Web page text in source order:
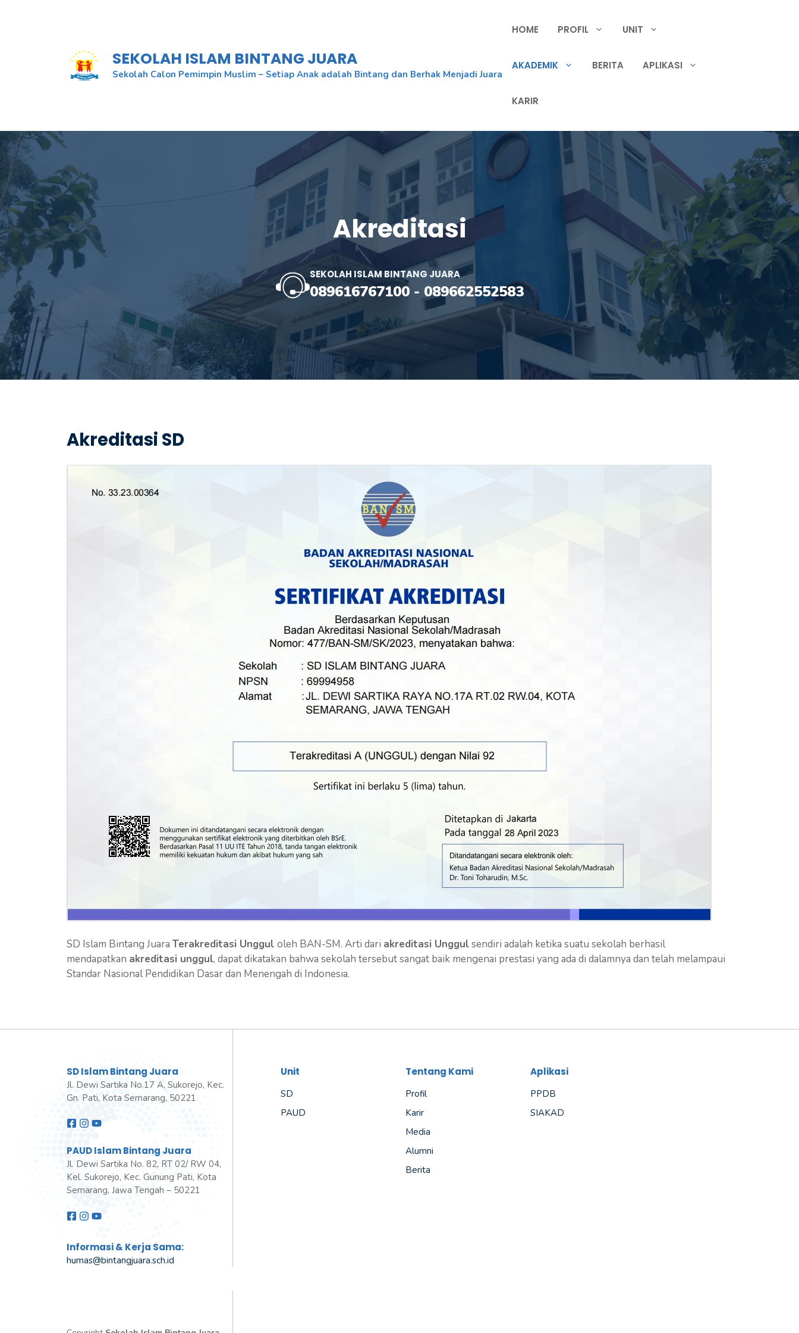
SEKOLAH ISLAM BINTANG JUARA
Sekolah Calon Pemimpin Muslim – Setiap Anak adalah Bintang dan Berhak Menjadi Juara
HOME PROFIL UNIT
AKADEMIK BERITA APLIKASI
KARIR
Akreditasi
SEKOLAH ISLAM BINTANG JUARA
089616767100- 089662552583
Akreditasi SD
SD Islam Bintang Juara Terakreditasi Unggul oleh BAN-SM. Arti dari akreditasi Unggulsendiri adalah ketika suatu sekolah berhasil
mendapatkan akreditasi unggul, dapat dikatakan bahwa sekolah tersebut sangat baik mengenai prestasi yang ada di dalamnya dan telah melampaui
Standar Nasional Pendidikan Dasar dan Menengah di Indonesia.
SD Islam Bintang Juara
Jl. Dewi Sartika No.17 A, Sukorejo, Kec.
Gn. Pati, Kota Semarang, 50221
PAUD Islam Bintang Juara
Jl. Dewi Sartika No. 82, RT 02/ RW 04,
Kel. Sukorejo, Kec. Gunung Pati, Kota
Semarang, Jawa Tengah – 50221
Informasi & Kerja Sama:
humas@bintangjuara.sch.id
Unit
SD
PAUD
Tentang Kami
Profil
Karir
Media
Alumni
Berita
Aplikasi
PPDB
SIAKAD